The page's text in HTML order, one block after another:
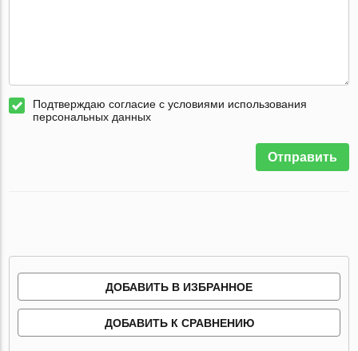
Подтверждаю согласие с условиями использования
персональных данных
Отправить
ДОБАВИТЬ В ИЗБРАННОЕ
ДОБАВИТЬ К СРАВНЕНИЮ